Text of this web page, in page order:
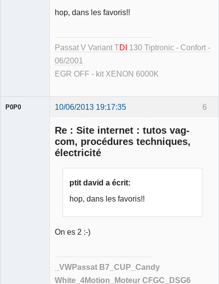
hop, dans les favoris!!
Passat V Variant T DI 130 Tiptronic - Confort -
06/2001
EGR OFF - kit XENON 6000K
6
P0P0 10/06/2013 19:17:35
Re : Site internet : tutos vag-
com, procédures techniques,
électricité
ptit david a écrit:
hop, dans les favoris!!
On es 2 :-)
_VWPassat B7_CUP_Candy
White_4Motion_Moteur CFGC_DSG6